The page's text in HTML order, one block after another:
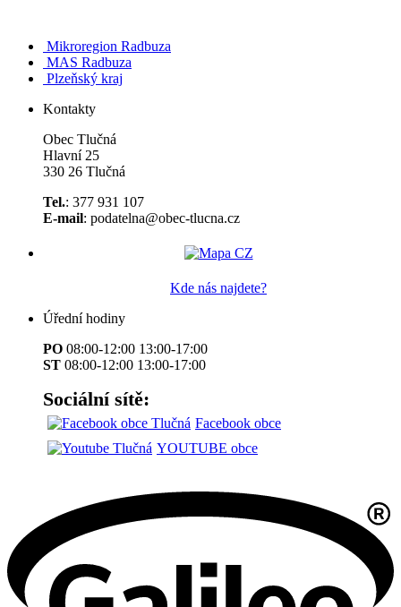
Mikroregion Radbuza
MAS Radbuza
Plzeňský kraj
Kontakty
Obec Tlučná
Hlavní 25
330 26 Tlučná
Tel.: 377 931 107
E-mail: podatelna@obec-tlucna.cz
Kde nás najdete?
Úřední hodiny
PO 08:00-12:00 13:00-17:00
ST 08:00-12:00 13:00-17:00
Sociální sítě:
Facebook obce
YOUTUBE obce